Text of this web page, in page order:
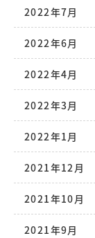
2022年7月
2022年6月
2022年4月
2022年3月
2022年1月
2021年12月
2021年10月
2021年9月